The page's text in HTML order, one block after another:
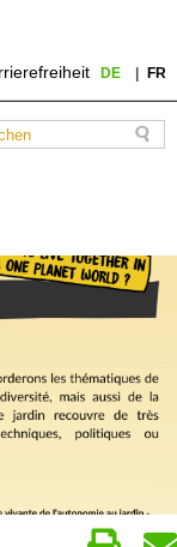
DE FR